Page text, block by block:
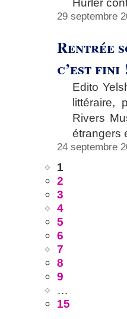
29 septembre
Rentrée
c’est fini
Edito
littéraire,
Rivers
étrangers
24 septembre
1
2
3
4
5
6
7
8
9
…
15